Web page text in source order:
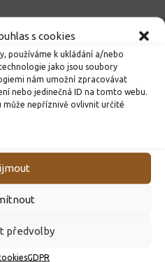
s cookies
používáme k ukládání a/nebo
jako jsou soubory
nám umožní zpracovávat
nebo jedinečná ID na tomto webu.
může nepříznivě ovlivnit určité
předvolby
GDPR
VZDĚLÁVÁNÍ